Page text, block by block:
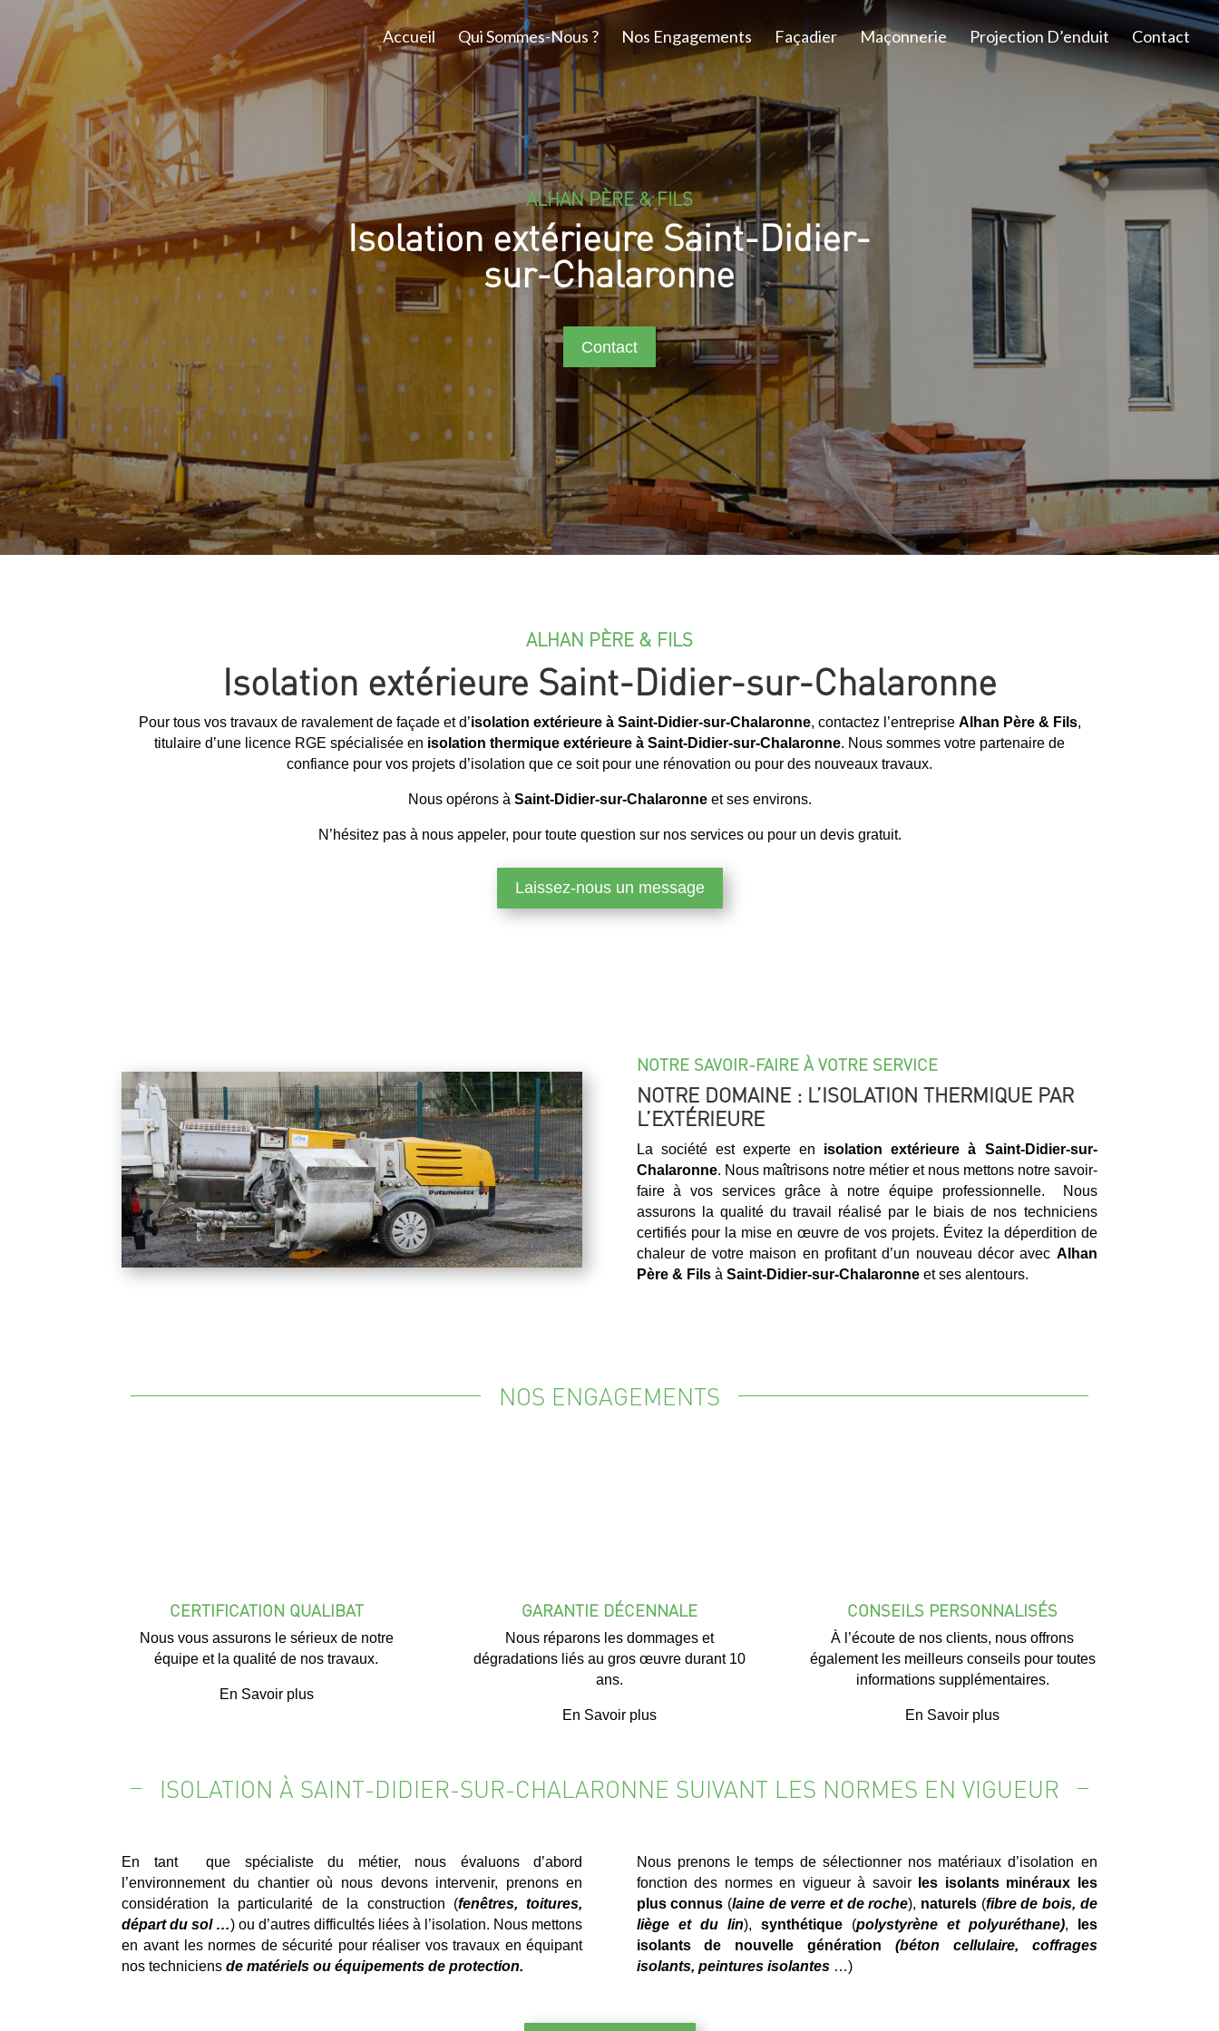
Accueil Qui Sommes-Nous ? Nos Engagements Façadier Maçonnerie Projection D’enduit Contact
ALHAN PÈRE & FILS
Isolation extérieure Saint-Didier-
sur-Chalaronne
Contact
ALHAN PÈRE & FILS
Isolation extérieure Saint-Didier-sur-Chalaronne
Pour tous vos travaux de ravalement de façade et d’isolation extérieure à Saint-Didier-sur-Chalaronne, contactez l’entreprise Alhan Père & Fils,
titulaire d’une licence RGE spécialisée en isolation thermique extérieure à Saint-Didier-sur-Chalaronne. Nous sommes votre partenaire de
confiance pour vos projets d’isolation que ce soit pour une rénovation ou pour des nouveaux travaux.
Nous opérons à Saint-Didier-sur-Chalaronneet ses environs.
N’hésitez pas à nous appeler, pour toute question sur nos services ou pour un devis gratuit.
Laissez-nous un message
NOTRE SAVOIR-FAIRE À VOTRE SERVICE
NOTRE DOMAINE : L’ISOLATION THERMIQUE PAR
L’EXTÉRIEURE
La société est experte en isolation extérieure à Saint-Didier-sur-
Chalaronne. Nous maîtrisons notre métier et nous mettons notre savoir-
faire à vos services grâce à notre équipe professionnelle. Nous
assurons la qualité du travail réalisé par le biais de nos techniciens
certifiés pour la mise en œuvre de vos projets. Évitez la déperdition de
chaleur de votre maison en profitant d’un nouveau décor avec Alhan
Père & Filsà Saint-Didier-sur-Chalaronne et ses alentours.
NOS ENGAGEMENTS
CERTIFICATION QUALIBAT
Nous vous assurons le sérieux de notre
équipe et la qualité de nos travaux.
En Savoir plus
GARANTIE DÉCENNALE
Nous réparons les dommages et
dégradations liés au gros œuvre durant 10
ans.
En Savoir plus
CONSEILS PERSONNALISÉS
À l’écoute de nos clients, nous offrons
également les meilleurs conseils pour toutes
informations supplémentaires.
En Savoir plus
ISOLATION À SAINT-DIDIER-SUR-CHALARONNE SUIVANT LES NORMES EN VIGUEUR
En tant que spécialiste du métier, nous évaluons d’abord
l’environnement du chantier où nous devons intervenir, prenons en
considération la particularité de la construction (fenêtres, toitures,
départ du sol …) ou d’autres difficultés liées à l’isolation. Nous mettons
en avant les normes de sécurité pour réaliser vos travaux en équipant
nos techniciensde matériels ou équipements de protection.
Nous prenons le temps de sélectionner nos matériaux d’isolation en
fonction des normes en vigueur à savoirles isolants minéraux les
plus connus (laine de verre et de roche), naturels(fibre de bois, de
liège et du lin), synthétique(polystyrène et polyuréthane),
les
isolants de nouvelle génération
(béton cellulaire, coffrages
isolants, peintures isolantes…)